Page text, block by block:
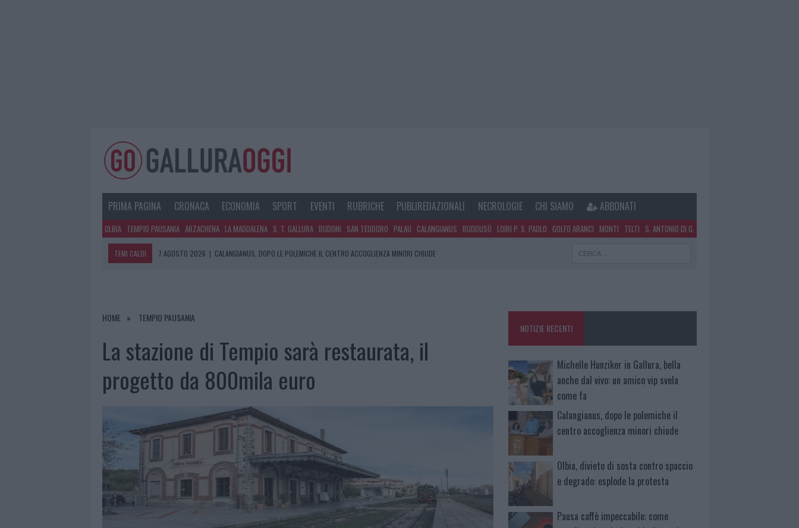
PRIMA PAGINA CRONACA ECONOMIA SPORT EVENTI RUBRICHE PUBLIREDAZIONALI NECROLOGIE CHI SIAMO ABBONATI
OLBIA TEMPIO PAUSANIA ARZACHENA LA MADDALENA S. T. GALLURA BUDONI SAN TEODORO PALAU CALANGIANUS BUDDUSÒ LOIRI P. S. PAOLO GOLFO ARANCI MONTI TELTI S. ANTONIO DI G.
TEMI CALDI 7 AGOSTO 2026 | CALANGIANUS, DOPO LE POLEMICHE IL CENTRO ACCOGLIENZA MINORI CHIUDE
7 AGOSTO 2026 | MONTE PINO, LA FINE DI UN LUNGO DOLORE: STORIA E RINASCITA DELLA STRADA CHE SEGNÒ LA GALLURA
HOME TEMPIO PAUSANIA
La stazione di Tempio sarà restaurata, il
progetto da 800mila euro
NOTIZIE RECENTI
Michelle Hunziker in Gallura, bella
anche dal vivo: un amico vip svela
come fa
Calangianus, dopo le polemiche il
centro accoglienza minori chiude
Olbia, divieto di sosta contro spaccio
e degrado: esplode la protesta
Pausa caffè impeccabile: come